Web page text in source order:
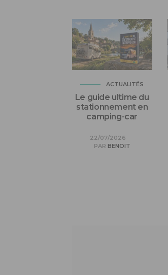
ACTUALITÉS
Le guide ultime du
stationnement en
camping-car
22/07/2026
PAR BENOIT